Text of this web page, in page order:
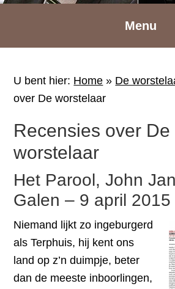
Menu
U bent hier: Home » De
over De worstelaar
Recensies over De
worstelaar
Het Parool, John
Galen – 9 april 2015
Niemand lijkt zo ingeburgerd
als Terphuis, hij kent ons
land op z’n duimpje, beter
dan de meeste inboorlingen,